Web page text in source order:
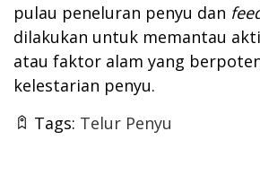
pulau peneluran penyu dan
dilakukan untuk memantau
atau faktor alam yang
kelestarian penyu.
Tags: Telur Penyu